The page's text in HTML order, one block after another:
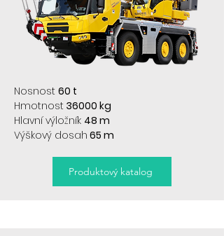
Nosnost 60 t
Hmotnost 36000 kg
Hlavní výložník 48 m
Výškový dosah 65 m
Produktový katalog